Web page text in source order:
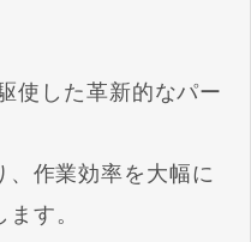
使した革新的なパー
、作業効率を大幅に
す。